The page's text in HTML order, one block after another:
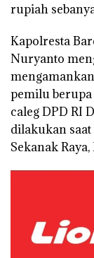
rupiah
Kapolresta
Nuryanto
pemilu
caleg DPD RI
dilakukan
Sekanak